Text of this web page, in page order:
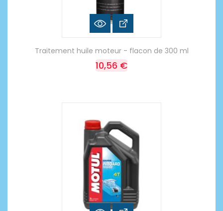
Traitement huile moteur - flacon de 300 ml
10,56 €